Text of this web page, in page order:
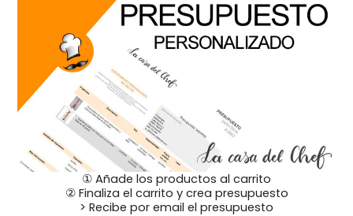
① Añade los productos al carrito
② Finaliza el carrito y crea presupuesto
> Recibe por email el presupuesto